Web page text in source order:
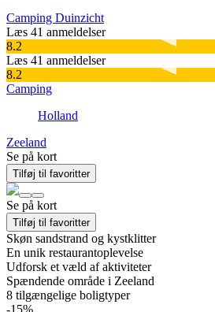
Camping Duinzicht
Læs 41 anmeldelser
8.2
Læs 41 anmeldelser
8.2
Camping
Holland
Zeeland
Se på kort
Tilføj til favoritter
Se på kort
Tilføj til favoritter
Skøn sandstrand og kystklitter
En unik restaurantoplevelse
Udforsk et væld af aktiviteter
Spændende område i Zeeland
8 tilgængelige boligtyper
-15%